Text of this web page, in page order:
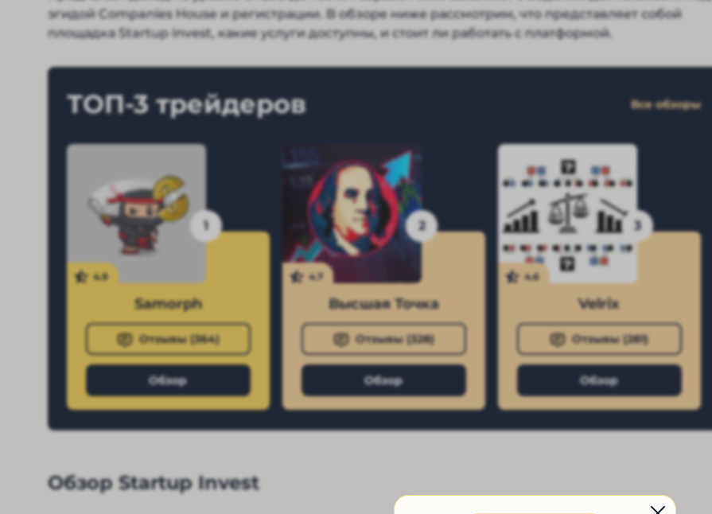
эгидой Companies House и регистрации. В обзоре ниже рассмотрим, что представляет собой
площадка Startup Invest, какие услуги доступны, и стоит ли работать с платформой.
ТОП-3 трейдеров Все обзоры
1
4.9
Samorph
Отзывы (364)
Обзор
2
4.7
Высшая Точка
Отзывы (328)
Обзор
3
4.6
Velrix
Отзывы (281)
Обзор
Обзор Startup Invest